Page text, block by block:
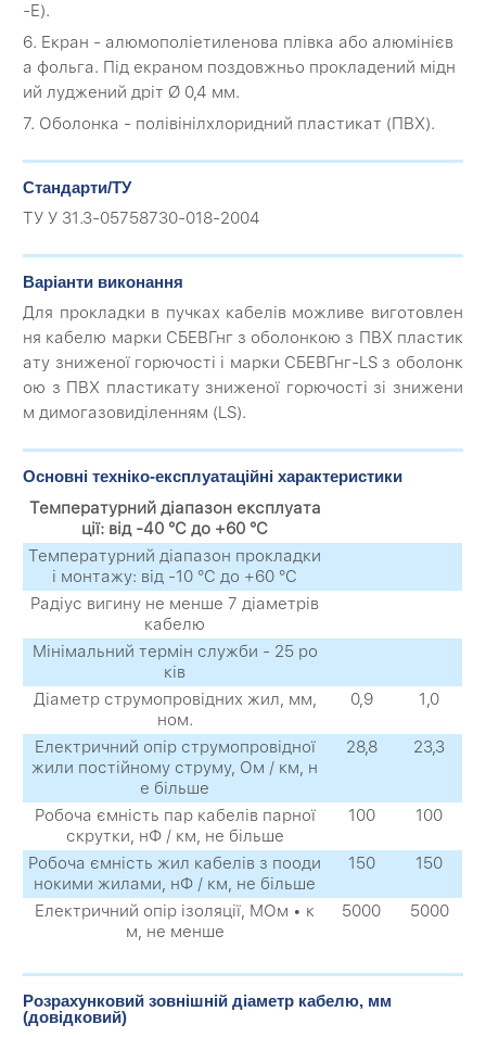
-Е).
6. Екран - алюмополіетиленова плівка або алюмінієв
а фольга. Під екраном поздовжньо прокладений мідн
ий луджений дріт Ø 0,4 мм.
7. Оболонка - полівінілхлоридний пластикат (ПВХ).
Стандарти/ТУ
ТУ У 31.3-05758730-018-2004
Варіанти виконання
Для прокладки в пучках кабелів можливе виготовлен
ня кабелю марки СБЕВГнг з оболонкою з ПВХ пластик
ату зниженої горючості і марки СБЕВГнг-LS з оболонк
ою з ПВХ пластикату зниженої горючості зі знижени
м димогазовиділенням (LS).
Основні техніко-експлуатаційні характеристики
Температурний діапазон експлуата
ції: від -40 °C до +60 °C
Температурний діапазон прокладки
і монтажу: від -10 °C до +60 °C
Радіус вигину не менше 7 діаметрів
кабелю
Мінімальний термін служби - 25 ро
ків
Діаметр струмопровідних жил, мм,
ном.
0,9 1,0
Електричний опір струмопровідної
жили постійному струму, Ом / км, н
е більше
28,8 23,3
Робоча ємність пар кабелів парної
скрутки, нФ / км, не більше
100 100
Робоча ємність жил кабелів з пооди
нокими жилами, нФ / км, не більше
150 150
Електричний опір ізоляції, МОм • к
м, не менше
5000 5000
Розрахунковий зовнішній діаметр кабелю, мм
(довідковий)